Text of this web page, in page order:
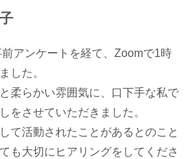
アンケートを経て、Zoomで1時
した。
柔らかい雰囲気に、口下手な私で
をさせていただきました。
て活動されたことがあるとのこと
も大切にヒアリングをしてくださ